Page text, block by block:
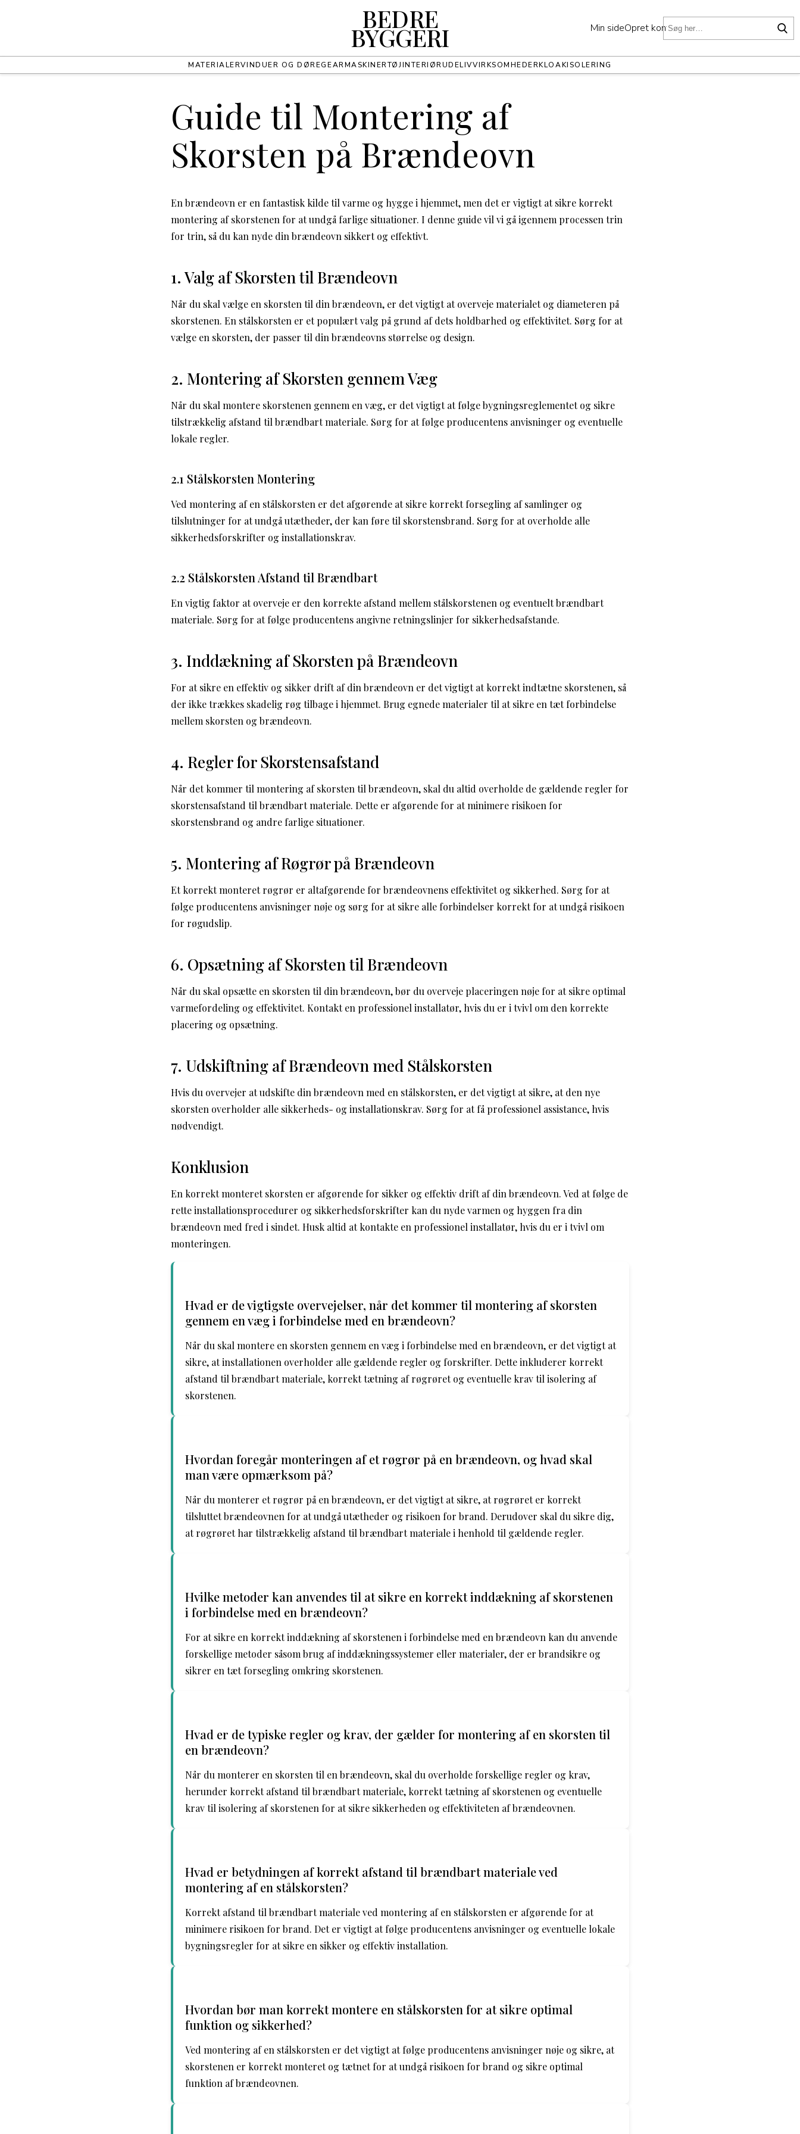
BEDRE
BYGGERI Min sideOpret konto
MATERIALERVINDUER OG DØREGEARMASKINERTØJINTERIØRUDELIVVIRKSOMHEDERKLOAKISOLERING
Guide til Montering af
Skorsten på Brændeovn
En brændeovn er en fantastisk kilde til varme og hygge i hjemmet, men det er vigtigt at sikre korrekt
montering af skorstenen for at undgå farlige situationer. I denne guide vil vi gå igennem processen trin
for trin, så du kan nyde din brændeovn sikkert og effektivt.
1. Valg af Skorsten til Brændeovn
Når du skal vælge en skorsten til din brændeovn, er det vigtigt at overveje materialet og diameteren på
skorstenen. En stålskorsten er et populært valg på grund af dets holdbarhed og effektivitet. Sørg for at
vælge en skorsten, der passer til din brændeovns størrelse og design.
2. Montering af Skorsten gennem Væg
Når du skal montere skorstenen gennem en væg, er det vigtigt at følge bygningsreglementet og sikre
tilstrækkelig afstand til brændbart materiale. Sørg for at følge producentens anvisninger og eventuelle
lokale regler.
2.1 Stålskorsten Montering
Ved montering af en stålskorsten er det afgørende at sikre korrekt forsegling af samlinger og
tilslutninger for at undgå utætheder, der kan føre til skorstensbrand. Sørg for at overholde alle
sikkerhedsforskrifter og installationskrav.
2.2 Stålskorsten Afstand til Brændbart
En vigtig faktor at overveje er den korrekte afstand mellem stålskorstenen og eventuelt brændbart
materiale. Sørg for at følge producentens angivne retningslinjer for sikkerhedsafstande.
3. Inddækning af Skorsten på Brændeovn
For at sikre en effektiv og sikker drift af din brændeovn er det vigtigt at korrekt indtætne skorstenen, så
der ikke trækkes skadelig røg tilbage i hjemmet. Brug egnede materialer til at sikre en tæt forbindelse
mellem skorsten og brændeovn.
4. Regler for Skorstensafstand
Når det kommer til montering af skorsten til brændeovn, skal du altid overholde de gældende regler for
skorstensafstand til brændbart materiale. Dette er afgørende for at minimere risikoen for
skorstensbrand og andre farlige situationer.
5. Montering af Røgrør på Brændeovn
Et korrekt monteret røgrør er altafgørende for brændeovnens effektivitet og sikkerhed. Sørg for at
følge producentens anvisninger nøje og sørg for at sikre alle forbindelser korrekt for at undgå risikoen
for røgudslip.
6. Opsætning af Skorsten til Brændeovn
Når du skal opsætte en skorsten til din brændeovn, bør du overveje placeringen nøje for at sikre optimal
varmefordeling og effektivitet. Kontakt en professionel installatør, hvis du er i tvivl om den korrekte
placering og opsætning.
7. Udskiftning af Brændeovn med Stålskorsten
Hvis du overvejer at udskifte din brændeovn med en stålskorsten, er det vigtigt at sikre, at den nye
skorsten overholder alle sikkerheds- og installationskrav. Sørg for at få professionel assistance, hvis
nødvendigt.
Konklusion
En korrekt monteret skorsten er afgørende for sikker og effektiv drift af din brændeovn. Ved at følge de
rette installationsprocedurer og sikkerhedsforskrifter kan du nyde varmen og hyggen fra din
brændeovn med fred i sindet. Husk altid at kontakte en professionel installatør, hvis du er i tvivl om
monteringen.
Hvad er de vigtigste overvejelser, når det kommer til montering af skorsten
gennem en væg i forbindelse med en brændeovn?
Når du skal montere en skorsten gennem en væg i forbindelse med en brændeovn, er det vigtigt at
sikre, at installationen overholder alle gældende regler og forskrifter. Dette inkluderer korrekt
afstand til brændbart materiale, korrekt tætning af røgrøret og eventuelle krav til isolering af
skorstenen.
Hvordan foregår monteringen af et røgrør på en brændeovn, og hvad skal
man være opmærksom på?
Når du monterer et røgrør på en brændeovn, er det vigtigt at sikre, at røgrøret er korrekt
tilsluttet brændeovnen for at undgå utætheder og risikoen for brand. Derudover skal du sikre dig,
at røgrøret har tilstrækkelig afstand til brændbart materiale i henhold til gældende regler.
Hvilke metoder kan anvendes til at sikre en korrekt inddækning af skorstenen
i forbindelse med en brændeovn?
For at sikre en korrekt inddækning af skorstenen i forbindelse med en brændeovn kan du anvende
forskellige metoder såsom brug af inddækningssystemer eller materialer, der er brandsikre og
sikrer en tæt forsegling omkring skorstenen.
Hvad er de typiske regler og krav, der gælder for montering af en skorsten til
en brændeovn?
Når du monterer en skorsten til en brændeovn, skal du overholde forskellige regler og krav,
herunder korrekt afstand til brændbart materiale, korrekt tætning af skorstenen og eventuelle
krav til isolering af skorstenen for at sikre sikkerheden og effektiviteten af brændeovnen.
Hvad er betydningen af korrekt afstand til brændbart materiale ved
montering af en stålskorsten?
Korrekt afstand til brændbart materiale ved montering af en stålskorsten er afgørende for at
minimere risikoen for brand. Det er vigtigt at følge producentens anvisninger og eventuelle lokale
bygningsregler for at sikre en sikker og effektiv installation.
Hvordan bør man korrekt montere en stålskorsten for at sikre optimal
funktion og sikkerhed?
Ved montering af en stålskorsten er det vigtigt at følge producentens anvisninger nøje og sikre, at
skorstenen er korrekt monteret og tætnet for at undgå risikoen for brand og sikre optimal
funktion af brændeovnen.